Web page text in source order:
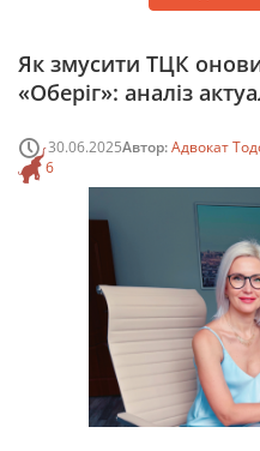
Як змусити ТЦК
«Оберіг»: аналіз
30.06.2025Автор:Адвокат
6